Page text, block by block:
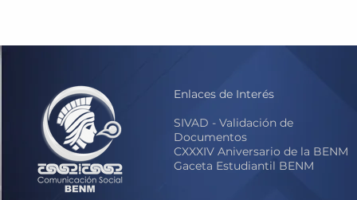
Enlaces de Interés
SIVAD - Validación de
Documentos
CXXXIV Aniversario de la BENM
Gaceta Estudiantil BENM